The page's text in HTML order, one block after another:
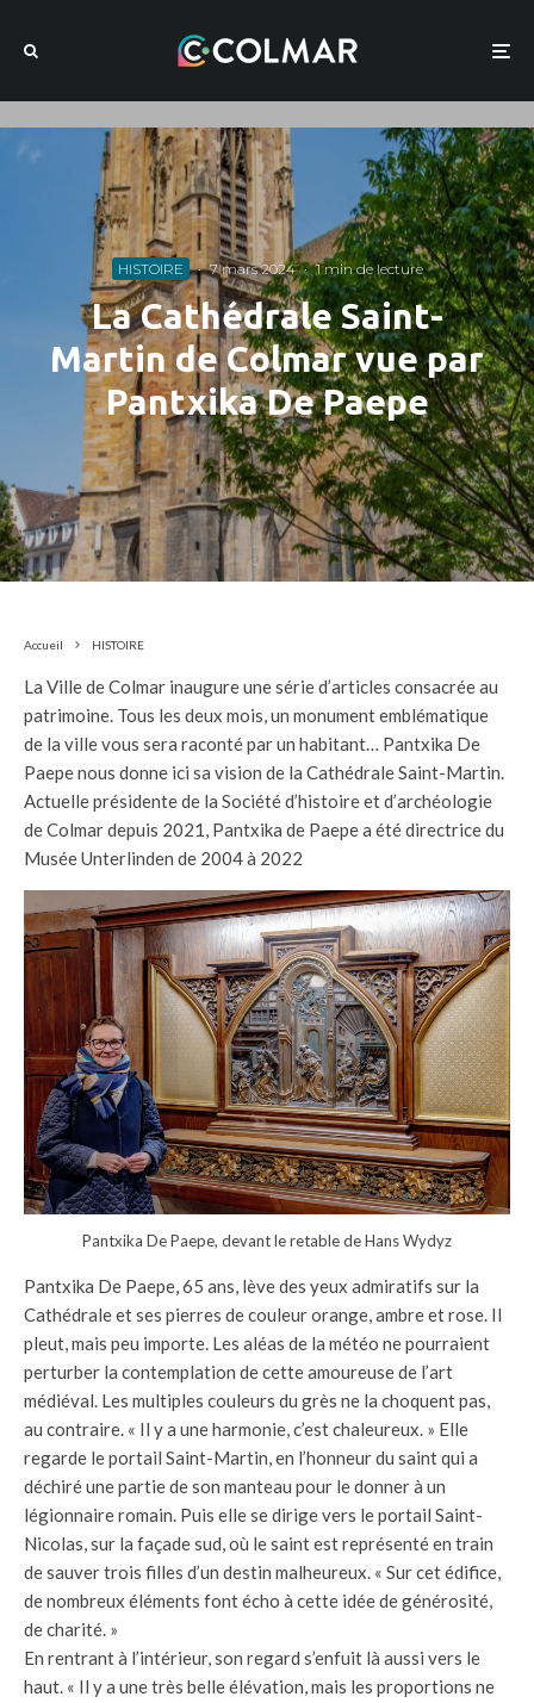
HISTOIRE · 7 mars 2024 · 1 min de lecture
La Cathédrale Saint-
Martin de Colmar vue par
Pantxika De Paepe
Accueil HISTOIRE
La Ville de Colmar inaugure une série d’articles consacrée au
patrimoine. Tous les deux mois, un monument emblématique
de la ville vous sera raconté par un habitant… Pantxika De
Paepe nous donne ici sa vision de la Cathédrale Saint-Martin.
Actuelle présidente de la Société d’histoire et d’archéologie
de Colmar depuis 2021, Pantxika de Paepe a été directrice du
Musée Unterlinden de 2004 à 2022
Pantxika De Paepe, devant le retable de Hans Wydyz
Pantxika De Paepe, 65 ans, lève des yeux admiratifs sur la
Cathédrale et ses pierres de couleur orange, ambre et rose. Il
pleut, mais peu importe. Les aléas de la météo ne pourraient
perturber la contemplation de cette amoureuse de l’art
médiéval. Les multiples couleurs du grès ne la choquent pas,
au contraire. « Il y a une harmonie, c’est chaleureux. » Elle
regarde le portail Saint-Martin, en l’honneur du saint qui a
déchiré une partie de son manteau pour le donner à un
légionnaire romain. Puis elle se dirige vers le portail Saint-
Nicolas, sur la façade sud, où le saint est représenté en train
de sauver trois filles d’un destin malheureux. « Sur cet édifice,
de nombreux éléments font écho à cette idée de générosité,
de charité. »
En rentrant à l’intérieur, son regard s’enfuit là aussi vers le
haut. « Il y a une très belle élévation, mais les proportions ne